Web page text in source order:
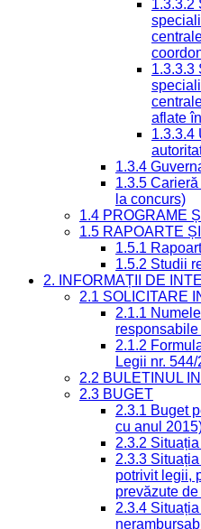
1.3.3.2
1.3.3.3
aflate
1.3.3.4
1.3.4
1.3.5
la concurs)
1.4 PROGRAME
1.5 RAPOARTE ȘI
1.5.1
1.5.2 Studii
2. INFORMAȚII DE
2.1 SOLICITARE
2.1.1
2.1.2
Legii nr.
2.2 BULETINUL
2.3 BUGET
2.3.1 Buget
cu anul
2.3.2
2.3.3
potrivit legii,
prevăzute
2.3.4